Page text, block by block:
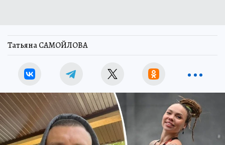
Татьяна САМОЙЛОВА